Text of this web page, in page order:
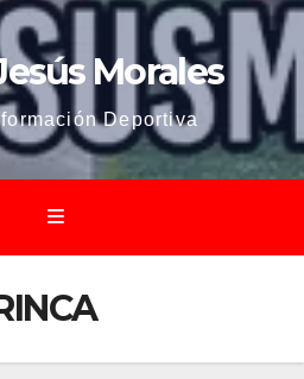
Morales
Deportiva